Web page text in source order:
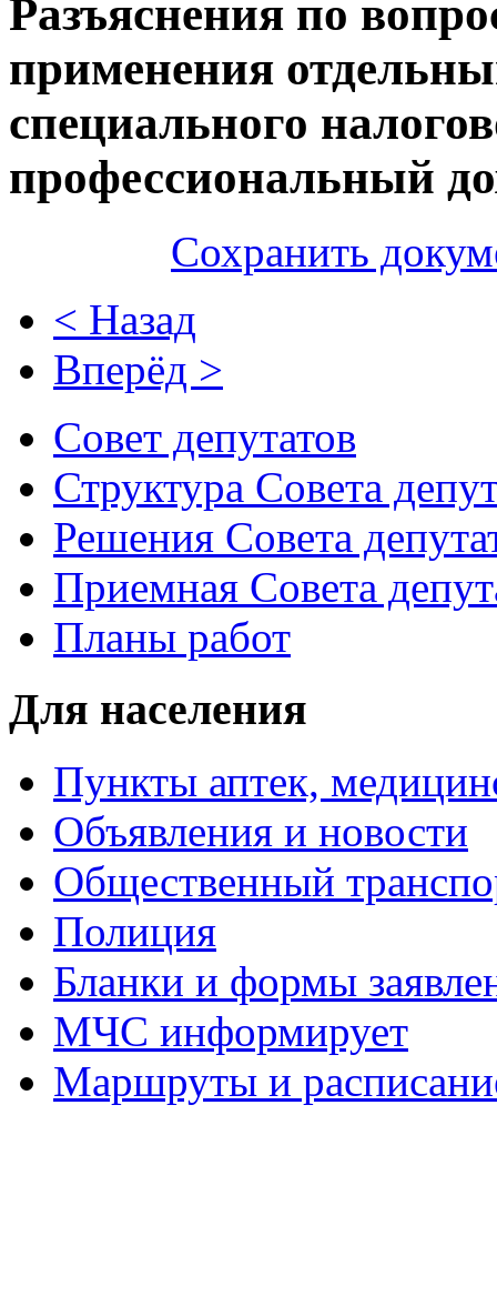
Разъяснения по
применения
специального
профессиональный
Сохранить
< Назад
Вперёд >
Совет депутатов
Структура Совета
Решения Совета
Приемная Совета
Планы работ
Для населения
Пункты аптек,
Объявления и новости
Общественный
Полиция
Бланки и формы
МЧС информирует
Маршруты и